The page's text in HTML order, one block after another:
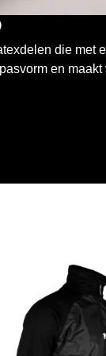
die met
en